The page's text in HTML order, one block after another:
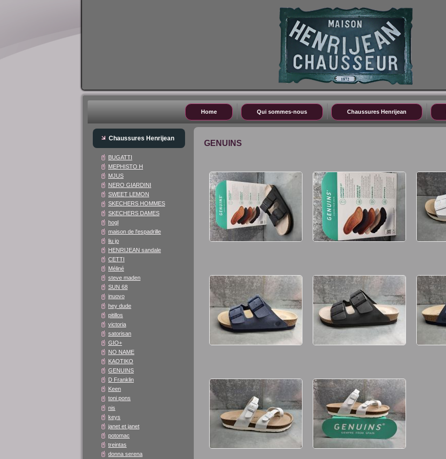
Home Qui sommes-nous Chaussures Henrijean
Chaussures Henrijean
BUGATTI
MEPHISTO H
MJUS
NERO GIARDINI
SWEET LEMON
SKECHERS HOMMES
SKECHERS DAMES
hogl
maison de l'espadrille
liu jo
HENRIJEAN sandale
CETTI
Méliné
steve maden
SUN 68
inuovo
hey dude
pitillos
victoria
satorisan
GIO+
NO NAME
KAOTIKO
GENUINS
D Franklin
Keen
toni pons
nis
keys
janet et janet
potomac
treintas
donna serena
GENUINS